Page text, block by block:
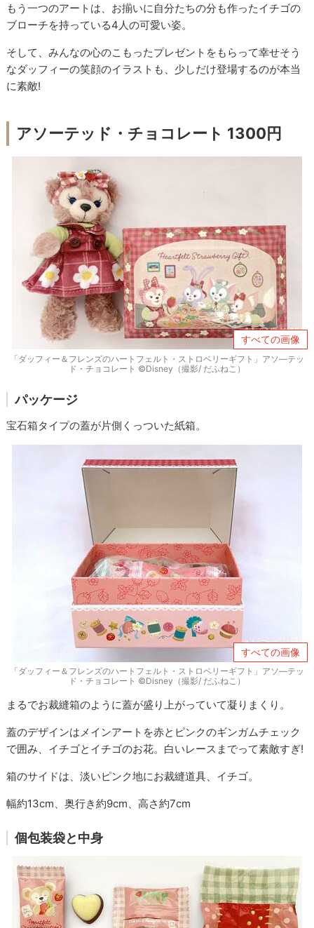
もう一つのアートは、お揃いに自分たちの分も作ったイチゴの
ブローチを持っている4人の可愛い姿。
そして、みんなの心のこもったプレゼントをもらって幸せそう
なダッフィーの笑顔のイラストも、少しだけ登場するのが本当
に素敵!
アソーテッド・チョコレート 1300円
すべての画像
「ダッフィー＆フレンズのハートフェルト・ストロベリーギフト」アソ―テッ
ド・チョコレート ©Disney（撮影/ だふねこ）
パッケージ
宝石箱タイプの蓋が片側くっついた紙箱。
すべての画像
「ダッフィー＆フレンズのハートフェルト・ストロベリーギフト」アソ―テッ
ド・チョコレート ©Disney（撮影/ だふねこ）
まるでお裁縫箱のように蓋が盛り上がっていて凝りまくり。
蓋のデザインはメインアートを赤とピンクのギンガムチェック
で囲み、イチゴとイチゴのお花。白いレースまでって素敵すぎ!
箱のサイドは、淡いピンク地にお裁縫道具、イチゴ。
幅約13cm、奥行き約9cm、高さ約7cm
個包装袋と中身